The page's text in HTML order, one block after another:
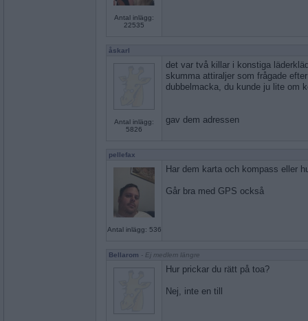
Antal inlägg:
22535
åskarl
Antal inlägg:
5826
det var två killar i konstiga
skumma attiraljer som frågade
dubbelmacka, du kunde ju lite om
gav dem adressen
pellefax
Antal inlägg: 536
Har dem karta och kompass eller
Går bra med GPS också
Bellarom - Ej medlem längre
Hur prickar du rätt på toa?
Nej, inte en till